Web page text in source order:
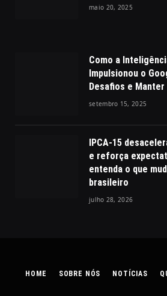
maio 20, 2025
Como a
Impulsionou o
Desafios e
setembro 15, 2025
IPCA-15
e reforça
entenda o que
brasileiro
julho 28, 2026
HOME SOBRE NÓS NOTÍCIAS